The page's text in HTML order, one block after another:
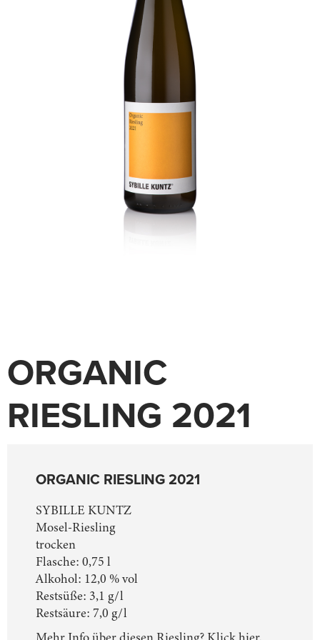
ORGANIC
RIESLING 2021
ORGANIC RIESLING 2021
SYBILLE KUNTZ
Mosel-Riesling
trocken
Flasche: 0,75 l
Alkohol: 12,0 % vol
Restsüße: 3,1 g/l
Restsäure: 7,0 g/l